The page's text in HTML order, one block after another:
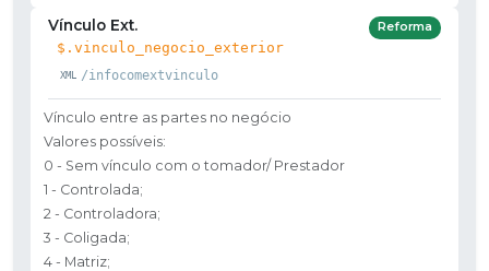
Vínculo Ext.
$.vinculo_negocio_exterior
/infocomextvinculo
Reforma
Vínculo entre as partes no negócio
Valores possíveis:
0 - Sem vínculo com o tomador/ Prestador
1 - Controlada;
2 - Controladora;
3 - Coligada;
4 - Matriz;